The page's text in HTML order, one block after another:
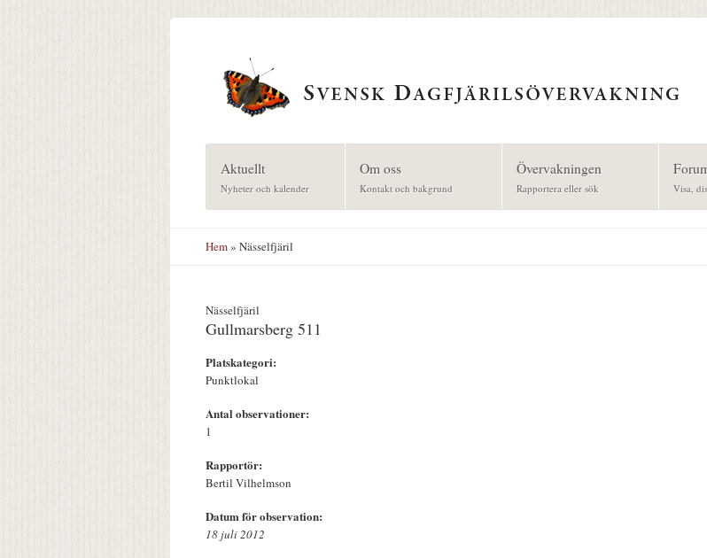
Aktuellt
Nyheter och kalender
Om oss
Kontakt och bakgrund
Övervakningen
Rapportera eller sök Visa,
Hem» Nässelfjäril
Nässelfjäril
Gullmarsberg 511
Platskategori:
Punktlokal
Antal observationer:
1
Rapportör:
Bertil Vilhelmson
Datum för observation:
18 juli 2012